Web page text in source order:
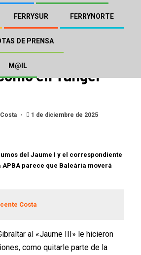
FERRYSUR FERRYNORTE
DE PRENSA
M@IL
atraque para el
de Baleària tanto
en Tánger
1 de diciembre de 2025
del Jaume I y el correspondiente
APBA parece que Baleària moverá
Costa
al «Jaume III» le hicieron
como quitarle parte de la